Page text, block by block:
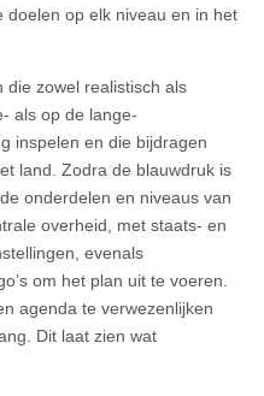
doelen op elk niveau en in het
die zowel realistisch als
als op de lange-
inspelen en die bijdragen
land. Zodra de blauwdruk is
onderdelen en niveaus van
overheid, met staats- en
evenals
om het plan uit te voeren.
agenda te verwezenlijken
Dit laat zien wat